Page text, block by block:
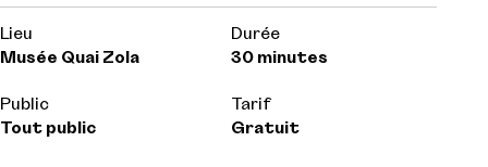
Lieu
Musée Quai Zola
Durée
30 minutes
Public
Tout public
Tarif
Gratuit